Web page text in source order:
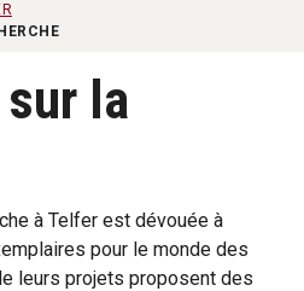
la
à Telfer est dévouée à
pour le monde des
leurs projets proposent des